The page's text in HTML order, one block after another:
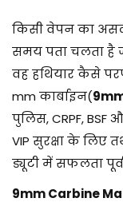
किसी वेपन का
समय पता चलता है
वह हथियार कैसे
mm कार्बाइन(
पुलिस, CRPF,
VIP सुरक्षा के लिए
ड्यूटी में सफलता
9mm Carbine